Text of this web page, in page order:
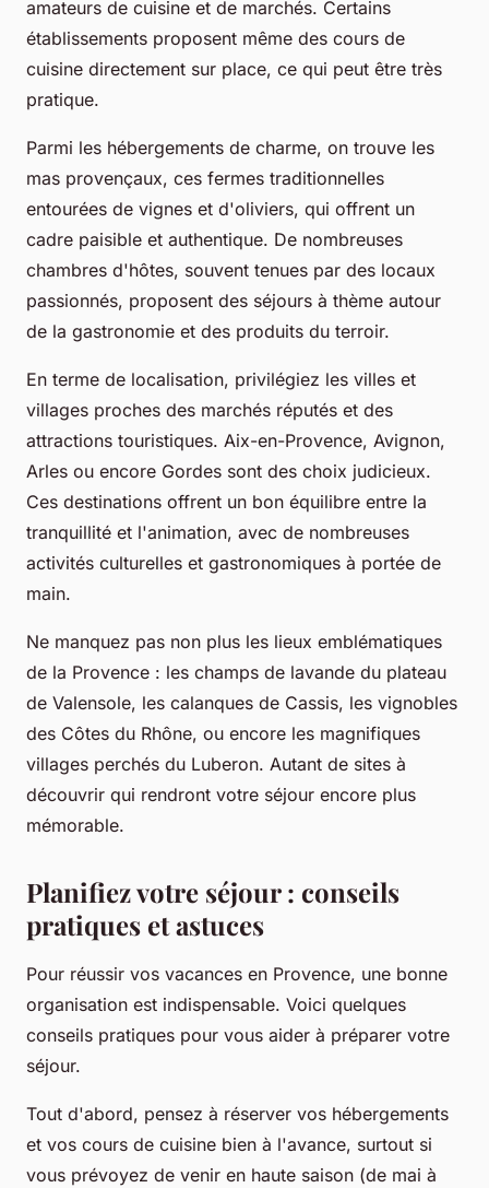
amateurs de cuisine et de marchés. Certains
établissements proposent même des cours de
cuisine directement sur place, ce qui peut être très
pratique.
Parmi les hébergements de charme, on trouve les
mas provençaux, ces fermes traditionnelles
entourées de vignes et d'oliviers, qui offrent un
cadre paisible et authentique. De nombreuses
chambres d'hôtes, souvent tenues par des locaux
passionnés, proposent des séjours à thème autour
de la gastronomie et des produits du terroir.
En terme de localisation, privilégiez les villes et
villages proches des marchés réputés et des
attractions touristiques. Aix-en-Provence, Avignon,
Arles ou encore Gordes sont des choix judicieux.
Ces destinations offrent un bon équilibre entre la
tranquillité et l'animation, avec de nombreuses
activités culturelles et gastronomiques à portée de
main.
Ne manquez pas non plus les lieux emblématiques
de la Provence : les champs de lavande du plateau
de Valensole, les calanques de Cassis, les vignobles
des Côtes du Rhône, ou encore les magnifiques
villages perchés du Luberon. Autant de sites à
découvrir qui rendront votre séjour encore plus
mémorable.
Planifiez votre séjour : conseils
pratiques et astuces
Pour réussir vos vacances en Provence, une bonne
organisation est indispensable. Voici quelques
conseils pratiques pour vous aider à préparer votre
séjour.
Tout d'abord, pensez à réserver vos hébergements
et vos cours de cuisine bien à l'avance, surtout si
vous prévoyez de venir en haute saison (de mai à